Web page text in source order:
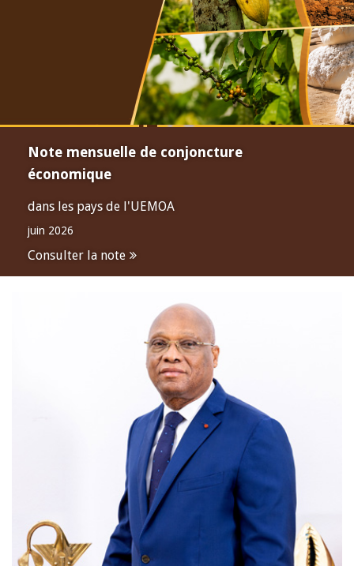
Note mensuelle de conjoncture
économique
dans les pays de l'UEMOA
juin 2026
Consulter la note